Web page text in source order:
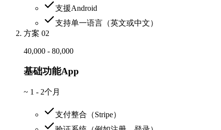
支援Android
支持单一语言（英文或中文）
方案 02
40,000 - 80,000
基础功能App
~ 1 - 2个月
支付整合（Stripe）